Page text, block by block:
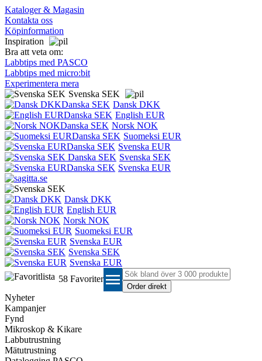
Kataloger & Magasin
Kontakta oss
Köpinformation
Inspiration
Bra att veta om:
Labbtips med PASCO
Labbtips med micro:bit
Experimentera mera
Svenska SEK
Dansk DKK
English EUR
Norsk NOK
Suomeksi EUR
Svenska EUR
Svenska SEK
Svenska EUR
Dansk DKK
English EUR
Norsk NOK
Suomeksi EUR
Svenska EUR
Svenska SEK
Svenska EUR
58 Favoriter menu
Nyheter
Kampanjer
Fynd
Mikroskop & Kikare
Labbutrustning
Mätutrustning